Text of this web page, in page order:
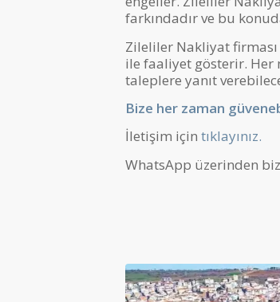
farkındadır ve bu
Zileliler Nakliyat
ile faaliyet gösterir. Her
taleplere yanıt
Bize her zaman
İletişim için tıklayınız.
WhatsApp üzerinden